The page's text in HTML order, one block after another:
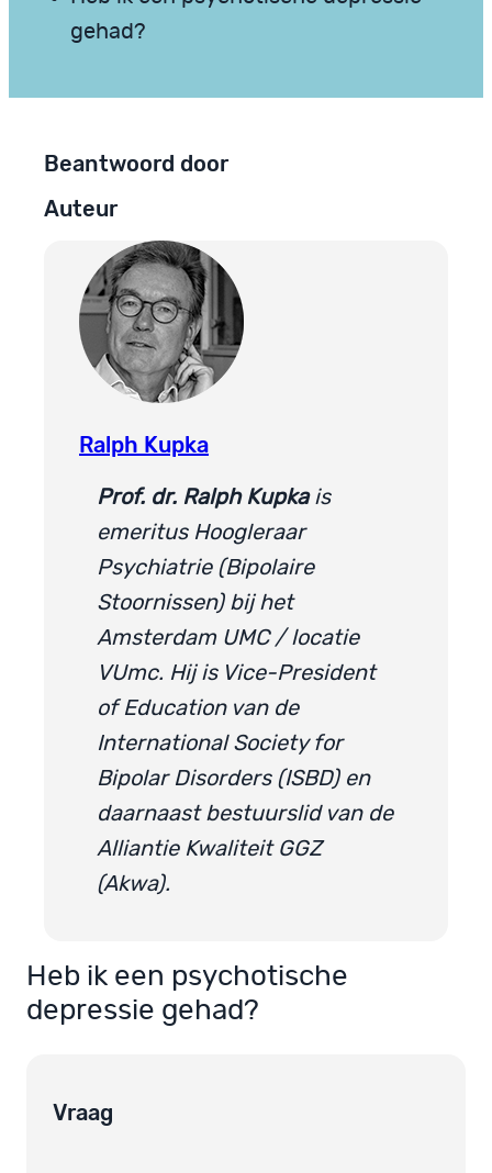
gehad?
Beantwoord door
Auteur
Ralph Kupka
Prof. dr. Ralph Kupkais
emeritus Hoogleraar
Psychiatrie (Bipolaire
Stoornissen) bij het
Amsterdam UMC / locatie
VUmc. Hij is Vice-President
of Education van de
International Society for
Bipolar Disorders (ISBD) en
daarnaast bestuurslid van de
Alliantie Kwaliteit GGZ
(Akwa).
Heb ik een psychotische
depressie gehad?
Vraag